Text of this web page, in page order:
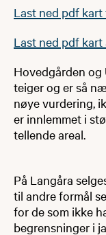
Last ned pdf
Last ned pdf kart
Hovedgården og
teiger og er så
nøye vurdering,
er innlemmet i
tellende areal.
På Langåra
til andre formål
for de som ikke
begrensninger i